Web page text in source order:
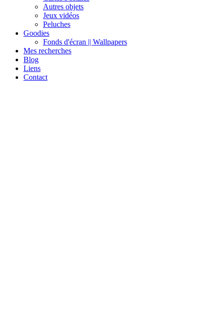
Autres objets
Jeux vidéos
Peluches
Goodies
Fonds d'écran || Wallpapers
Mes recherches
Blog
Liens
Contact